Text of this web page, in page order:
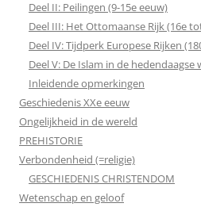
Deel II: Peilingen (9-15e eeuw)
Deel III: Het Ottomaanse Rijk (16e
Deel IV: Tijdperk Europese Rijken
Deel V: De Islam in de hedendaagse
Inleidende opmerkingen
Geschiedenis XXe eeuw
Ongelijkheid in de wereld
PREHISTORIE
Verbondenheid (=religie)
GESCHIEDENIS CHRISTENDOM
Wetenschap en geloof